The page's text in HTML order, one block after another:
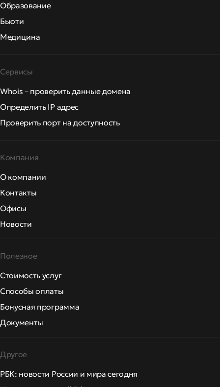
Образование
Бьюти
Медицина
Сервисы
Whois – проверить данные домена
Определить IP адрес
Проверить порт на доступность
Компания
О компании
Контакты
Офисы
Новости
Полезное
Стоимость услуг
Способы оплаты
Бонусная программа
Документы
Другое
РБК: новости России и мира сегодня